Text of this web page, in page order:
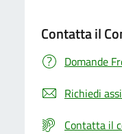
Contatta il
Domande
Richiedi
Contatta il